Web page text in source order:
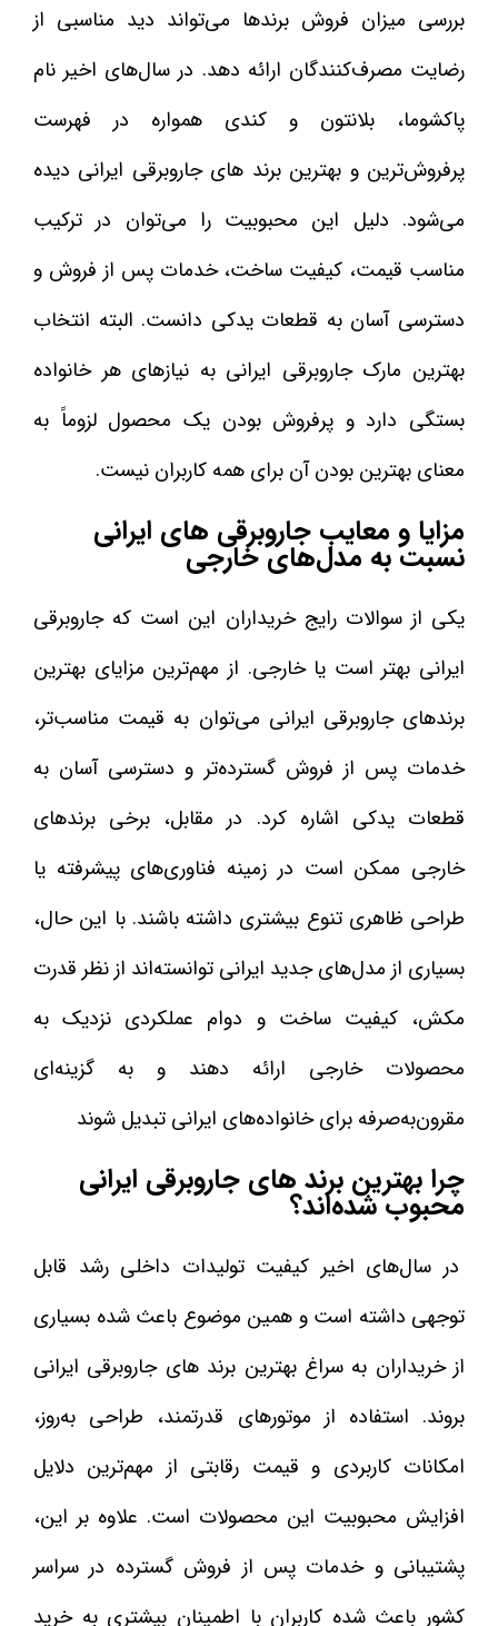
بررسی میزان فروش برندها می‌تواند دید مناسبی از
رضایت مصرف‌کنندگان ارائه دهد. در سال‌های اخیر نام
پاکشوما، بلانتون و کندی همواره در فهرست
پرفروش‌ترین و بهترین برند های جاروبرقی ایرانی دیده
می‌شود. دلیل این محبوبیت را می‌توان در ترکیب
مناسب قیمت، کیفیت ساخت، خدمات پس از فروش و
دسترسی آسان به قطعات یدکی دانست. البته انتخاب
بهترین مارک جاروبرقی ایرانی به نیازهای هر خانواده
بستگی دارد و پرفروش بودن یک محصول لزوماً به
معنای بهترین بودن آن برای همه کاربران نیست.
مزایا و معایب جاروبرقی های ایرانی
نسبت به مدل‌های خارجی
یکی از سوالات رایج خریداران این است که جاروبرقی
ایرانی بهتر است یا خارجی. از مهم‌ترین مزایای بهترین
برندهای جاروبرقی ایرانی می‌توان به قیمت مناسب‌تر،
خدمات پس از فروش گسترده‌تر و دسترسی آسان به
قطعات یدکی اشاره کرد. در مقابل، برخی برندهای
خارجی ممکن است در زمینه فناوری‌های پیشرفته یا
طراحی ظاهری تنوع بیشتری داشته باشند. با این حال،
بسیاری از مدل‌های جدید ایرانی توانسته‌اند از نظر قدرت
مکش، کیفیت ساخت و دوام عملکردی نزدیک به
محصولات خارجی ارائه دهند و به گزینه‌ای
مقرون‌به‌صرفه برای خانواده‌های ایرانی تبدیل شوند
چرا بهترین برند های جاروبرقی ایرانی
محبوب شده‌اند؟
در سال‌های اخیر کیفیت تولیدات داخلی رشد قابل
توجهی داشته است و همین موضوع باعث شده بسیاری
از خریداران به سراغ بهترین برند های جاروبرقی ایرانی
بروند. استفاده از موتورهای قدرتمند، طراحی به‌روز،
امکانات کاربردی و قیمت رقابتی از مهم‌ترین دلایل
افزایش محبوبیت این محصولات است. علاوه بر این،
پشتیبانی و خدمات پس از فروش گسترده در سراسر
کشور باعث شده کاربران با اطمینان بیشتری به خرید